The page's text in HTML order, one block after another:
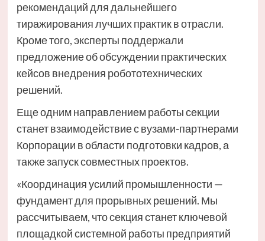
рекомендаций для дальнейшего
тиражирования лучших практик в отрасли.
Кроме того, эксперты поддержали
предложение об обсуждении практических
кейсов внедрения робототехнических
решений.
Еще одним направлением работы секции
станет взаимодействие с вузами-партнерами
Корпорации в области подготовки кадров, а
также запуск совместных проектов.
«Координация усилий промышленности —
фундамент для прорывных решений. Мы
рассчитываем, что секция станет ключевой
площадкой системной работы предприятий